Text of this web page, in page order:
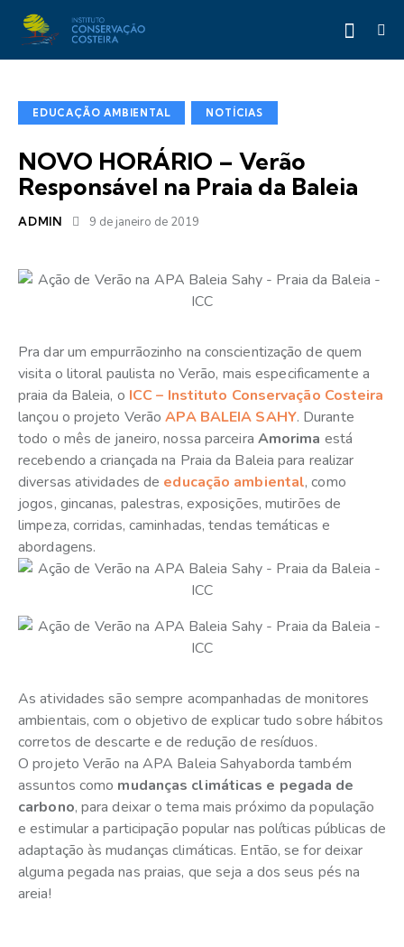
EDUCAÇÃO AMBIENTAL NOTÍCIAS
NOVO HORÁRIO – Verão
Responsável na Praia da Baleia
ADMIN 9 de janeiro de 2019
Pra dar um empurrãozinho na conscientização de quem
visita o litoral paulista no Verão, mais especificamente a
praia da Baleia, o ICC – Instituto Conservação Costeira
lançou o projeto VerãoAPA BALEIA SAHY. Durante
todo o mês de janeiro, nossa parceira Amorima está
recebendo a criançada na Praia da Baleia para realizar
diversas atividades de educação ambiental, como
jogos, gincanas, palestras, exposições, mutirões de
limpeza, corridas, caminhadas, tendas temáticas e
abordagens.
As atividades são sempre acompanhadas de monitores
ambientais, com o objetivo de explicar tudo sobre hábitos
corretos de descarte e de redução de resíduos.
O projeto Verão na APA Baleia Sahyaborda também
assuntos como mudanças climáticas e pegada de
carbono, para deixar o tema mais próximo da população
e estimular a participação popular nas políticas públicas de
adaptação às mudanças climáticas. Então, se for deixar
alguma pegada nas praias, que seja a dos seus pés na
areia!